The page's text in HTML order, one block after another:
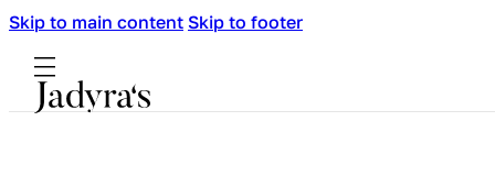
Skip to main content Skip to footer